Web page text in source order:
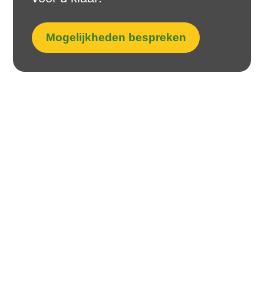
Mogelijkheden bespreken